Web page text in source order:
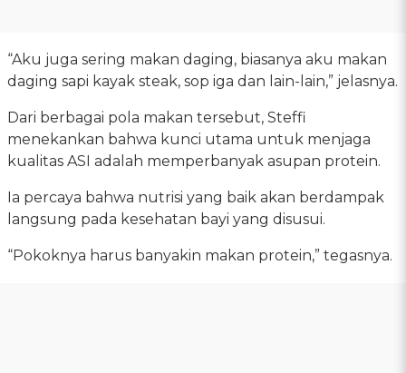
“Aku juga sering makan daging, biasanya aku makan
daging sapi kayak steak, sop iga dan lain-lain,” jelasnya.
Dari berbagai pola makan tersebut, Steffi
menekankan bahwa kunci utama untuk menjaga
kualitas ASI adalah memperbanyak asupan protein.
Ia percaya bahwa nutrisi yang baik akan berdampak
langsung pada kesehatan bayi yang disusui.
“Pokoknya harus banyakin makan protein,” tegasnya.